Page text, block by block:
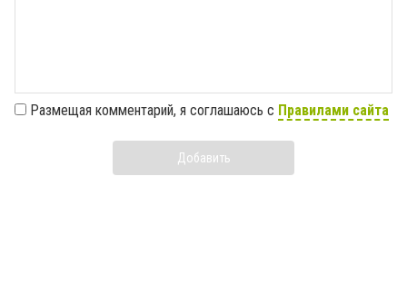
Размещая комментарий, я соглашаюсь с Правилами сайта
Добавить